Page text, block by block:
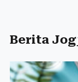
Berita